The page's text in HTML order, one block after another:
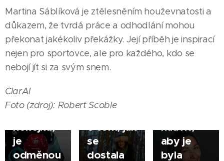
Martina Sáblíková je ztělesněním houževnatosti a
důkazem, že tvrdá práce a odhodlání mohou
překonat jakékoliv překážky. Její příběh je inspirací
nejen pro sportovce, ale pro každého, kdo se
nebojí jít si za svým snem.
ClarAI
Foto (zdroj): Robert Scoble
ŽĎÁR
NAD
SÁZAVOU
|Martin
Nečas
poprvé
ovládnul
Zlatou
hokejku,
je
odměnou
ŽĎÁR
NAD
SÁZAVOU
|
Ilustrátorka
Autratová
o tom, jak
se
dostala
11.11.2025
ŽĎÁR
NAD
mluvit,
aby je
byla